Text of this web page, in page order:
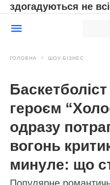
здогадуються не всі